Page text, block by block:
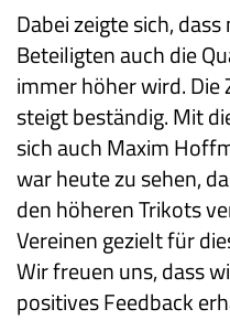
Dabei zeigte sich,
Beteiligten auch die
immer höher wird.
steigt beständig. Mit
sich auch Maxim
war heute zu sehen,
den höheren Trikots
Vereinen gezielt für
Wir freuen uns, dass
positives Feedback